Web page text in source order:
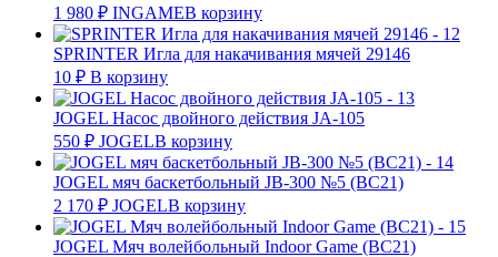
1 980 ₽ INGAMEВ корзину
SPRINTER Игла для накачивания мячей 29146
10 ₽ В корзину
JOGEL Насос двойного действия JA-105
550 ₽ JOGELВ корзину
JOGEL мяч баскетбольный JB-300 №5 (BC21)
2 170 ₽ JOGELВ корзину
JOGEL Мяч волейбольный Indoor Game (BC21)